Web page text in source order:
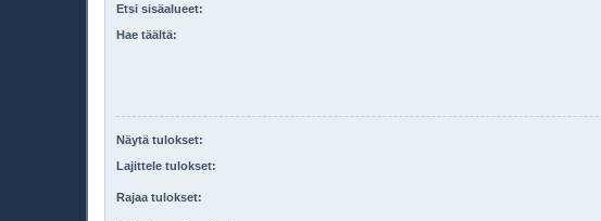
Etsi sisäalueet:
Hae täältä:
Näytä tulokset:
Lajittele tulokset:
Rajaa tulokset: